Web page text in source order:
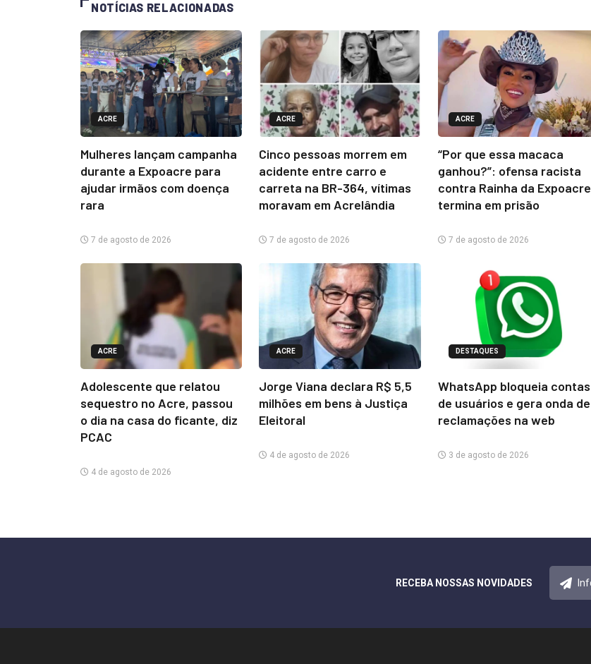
NOTÍCIAS RELACIONADAS
ACRE
Mulheres lançam campanha
durante a Expoacre para
ajudar irmãos com doença
rara
7 de agosto de 2026
ACRE
Cinco pessoas morrem em
acidente entre carro e
carreta na BR-364, vítimas
moravam em Acrelândia
7 de agosto de 2026
ACRE
“Por que essa macaca
ganhou?”: ofensa racista
contra Rainha da Expoacre
termina em prisão
7 de agosto de 2026
ACRE
Adolescente que relatou
sequestro no Acre, passou
o dia na casa do ficante, diz
PCAC
4 de agosto de 2026
ACRE
Jorge Viana declara R$ 5,5
milhões em bens à Justiça
Eleitoral
4 de agosto de 2026
DESTAQUES
WhatsApp bloqueia contas
de usuários e gera onda de
reclamações na web
3 de agosto de 2026
RECEBA NOSSAS NOVIDADES